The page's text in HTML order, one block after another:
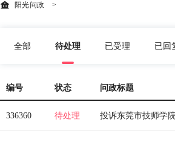
阳光问政 >
全部 待处理 已受理 已回
编号 状态 问政标题
336360 待处理 投诉东莞市技师学